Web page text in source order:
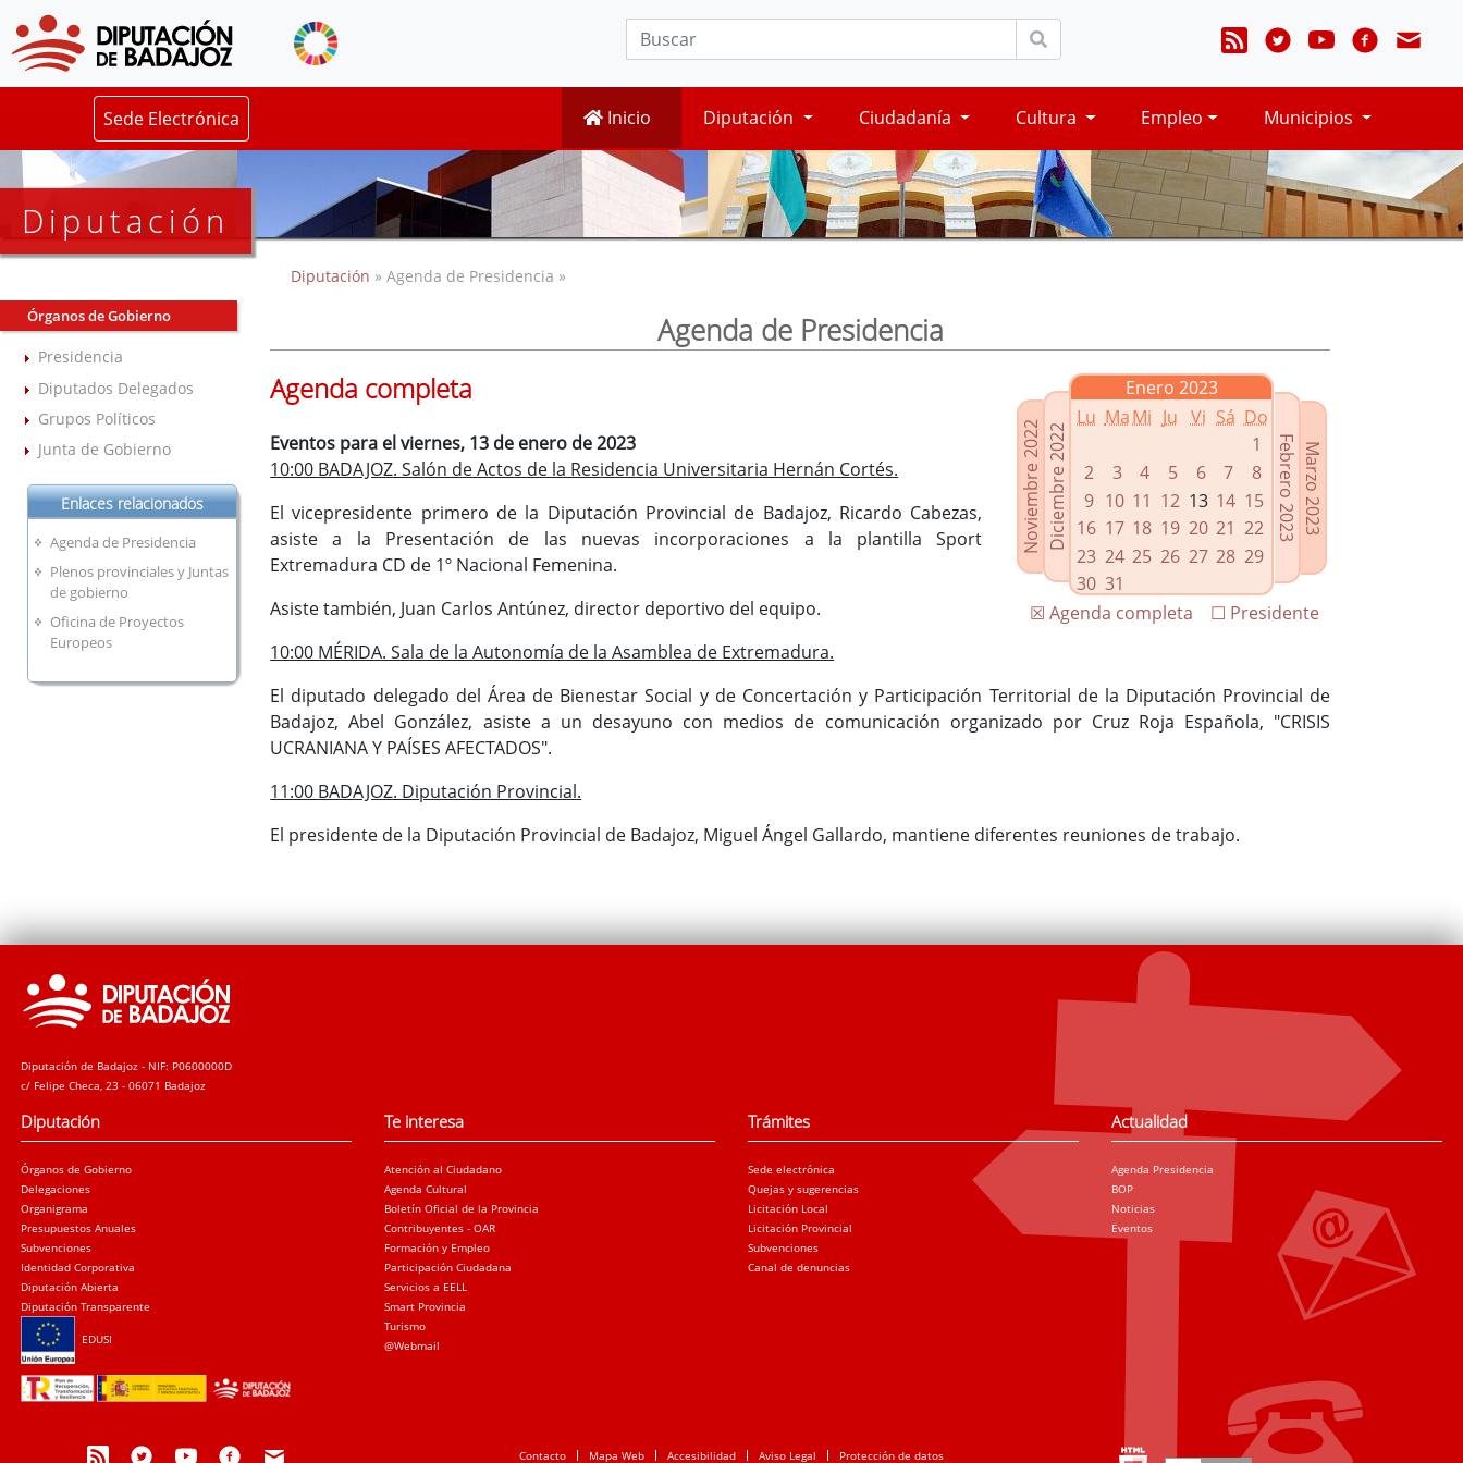
Sede Electrónica Inicio Diputación Ciudadanía Cultura Empleo Municipios
Diputación
Órganos de Gobierno
Presidencia
Diputados Delegados
Grupos Políticos
Junta de Gobierno
Enlaces relacionados
Agenda de Presidencia
Plenos provinciales y Juntas
de gobierno
Oficina de Proyectos
Europeos
Diputación » Agenda de Presidencia »
Agenda de Presidencia
Noviembre 2022Diciembre 2022
Enero 2023
Lu MaMi Ju Vi Sá Do
1
2
3 4 5 6 7
8
9 10 11 12 13 14 15
16 17 18 19 20 21 22
23 24 25 26 27 28 29
30 31
Marzo 2023
Febrero 2023
☐ Presidente
☒ Agenda completa
Agenda completa
Eventos para el viernes, 13 de enero de 2023
10:00 BADAJOZ. Salón de Actos de la Residencia Universitaria Hernán Cortés.
El vicepresidente primero de la Diputación Provincial de Badajoz, Ricardo Cabezas,
asiste a la Presentación de las nuevas incorporaciones a la plantilla Sport
Extremadura CD de 1º Nacional Femenina.
Asiste también, Juan Carlos Antúnez, director deportivo del equipo.
10:00 MÉRIDA. Sala de la Autonomía de la Asamblea de Extremadura.
El diputado delegado del Área de Bienestar Social y de Concertación y Participación Territorial de la Diputación Provincial de
Badajoz, Abel González, asiste a un desayuno con medios de comunicación organizado por Cruz Roja Española, "CRISIS
UCRANIANA Y PAÍSES AFECTADOS".
11:00 BADAJOZ. Diputación Provincial.
El presidente de la Diputación Provincial de Badajoz, Miguel Ángel Gallardo, mantiene diferentes reuniones de trabajo.
Diputación de Badajoz - NIF: P0600000D
c/ Felipe Checa, 23 - 06071 Badajoz
Diputación
Órganos de Gobierno
Delegaciones
Organigrama
Presupuestos Anuales
Subvenciones
Identidad Corporativa
Diputación Abierta
Diputación Transparente
EDUSI
Te interesa
Atención al Ciudadano
Agenda Cultural
Boletín Oficial de la Provincia
Contribuyentes - OAR
Formación y Empleo
Participación Ciudadana
Servicios a EELL
Smart Provincia
Turismo
@Webmail
Trámites
Sede electrónica
Quejas y sugerencias
Licitación Local
Licitación Provincial
Subvenciones
Canal de denuncias
Actualidad
Agenda Presidencia
BOP
Noticias
Eventos
Contacto Mapa Web Accesibilidad Aviso Legal Protección de datos